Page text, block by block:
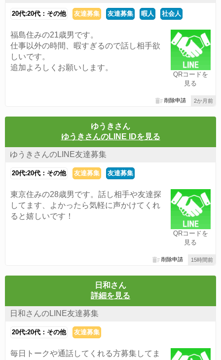
20代:20代：その他 友達募集 友達募集 暇人 社会人
QRコードを
見る
福島住みの21歳男です。
仕事以外の時間、暇すぎるので話し相手欲
しいです。
追加よろしくお願いします。
2か月前
削除申請
ゆうきさん
ゆうきさんのLINE IDを見る
ゆうきさんのLINE友達募集
20代:20代：その他 友達募集 友達募集
QRコードを
見る
東京住みの28歳男です。話し相手や友達探
してます、よかったら気軽に声かけてくれ
ると嬉しいです！
15時間前
削除申請
日和さん
詳細を見る
日和さんのLINE友達募集
20代:20代：その他 友達募集
毎日トークや通話してくれる方募集してま